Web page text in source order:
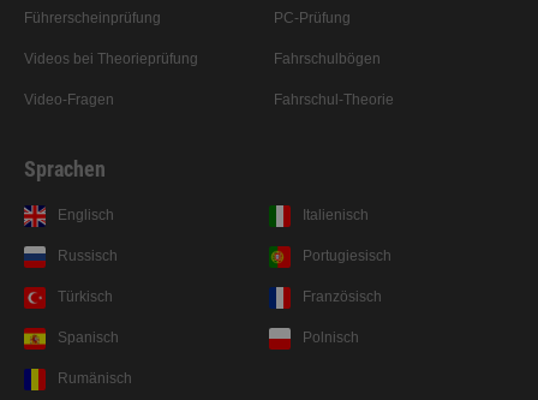
Führerscheinprüfung
Videos bei Theorieprüfung
Video-Fragen
PC-Prüfung
Fahrschulbögen
Fahrschul-Theorie
Sprachen
Englisch
Russisch
Türkisch
Spanisch
Italienisch
Portugiesisch
Französisch
Polnisch
Rumänisch